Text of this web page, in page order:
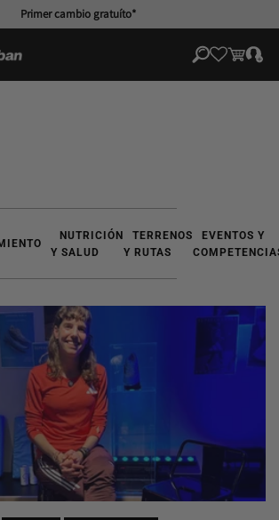
Primer cambio gratuíto*
Carrito
Iniciar
sesión
NUTRICIÓN
Y SALUD
TERRENOS
Y RUTAS
EVENTOS Y